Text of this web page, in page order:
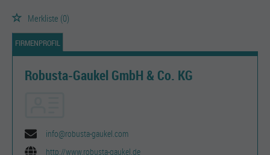
Merkliste (0)
FIRMENPROFIL
Robusta-Gaukel GmbH & Co. KG
info@robusta-gaukel.com
http://www.robusta-gaukel.de